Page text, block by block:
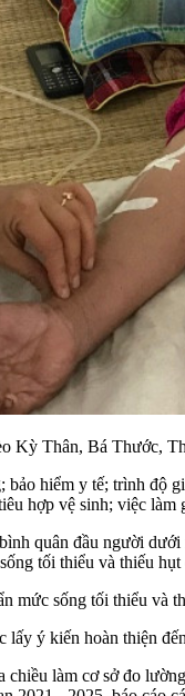
Kỳ Thân, Bá Thước,
hiểm y tế; trình độ
hợp vệ sinh; việc
quân đầu người
tối thiểu và thiếu
mức sống tối thiểu và
ý kiến hoàn thiện
làm cơ sở đo